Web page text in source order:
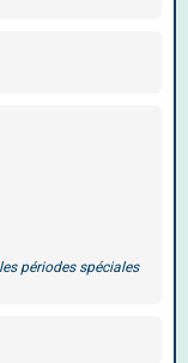
périodes spéciales